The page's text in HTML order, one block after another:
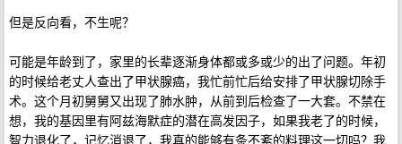
但是反向看，不生呢？
可能是年龄到了，家里的长辈逐渐身体都或多或少的出了问题。年初
的时候给老丈人查出了甲状腺癌，我忙前忙后给安排了甲状腺切除手
术。这个月初舅舅又出现了肺水肿，从前到后检查了一大套。不禁在
想，我的基因里有阿兹海默症的潜在高发因子，如果我老了的时候，
智力退化了，记忆消退了，我真的能够有条不紊的料理这一切吗？我